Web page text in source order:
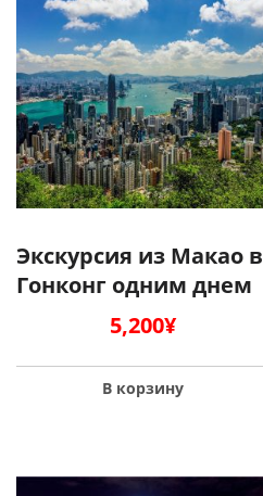
Экскурсия из Макао в
Гонконг одним днем
5,200¥
В корзину